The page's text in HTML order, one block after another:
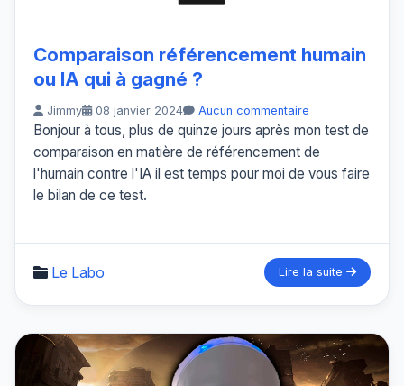
Comparaison référencement humain
ou IA qui à gagné ?
Jimmy 08 janvier 2024 Aucun commentaire
Bonjour à tous, plus de quinze jours après mon test de
comparaison en matière de référencement de
l'humain contre l'IA il est temps pour moi de vous faire
le bilan de ce test.
Le Labo Lire la suite